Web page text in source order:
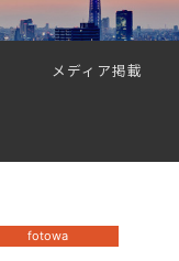
メディア掲載
fotowa